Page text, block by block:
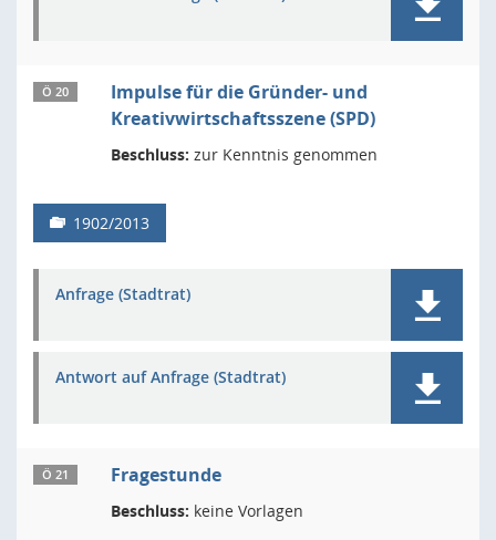
Ö 20
Impulse für die Gründer- und
Kreativwirtschaftsszene (SPD)
Beschluss: zur Kenntnis genommen
1902/2013
Anfrage (Stadtrat)
Antwort auf Anfrage (Stadtrat)
Ö 21 Fragestunde
Beschluss: keine Vorlagen